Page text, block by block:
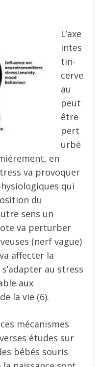
L’axe
intes
tin-
cerve
au
peut
être
pert
urbé
en
va provoquer
qui
du
sens un
va perturber
(nerf vague)
affecter la
au stress
aux
la vie (6).
mécanismes
études sur
bébés souris